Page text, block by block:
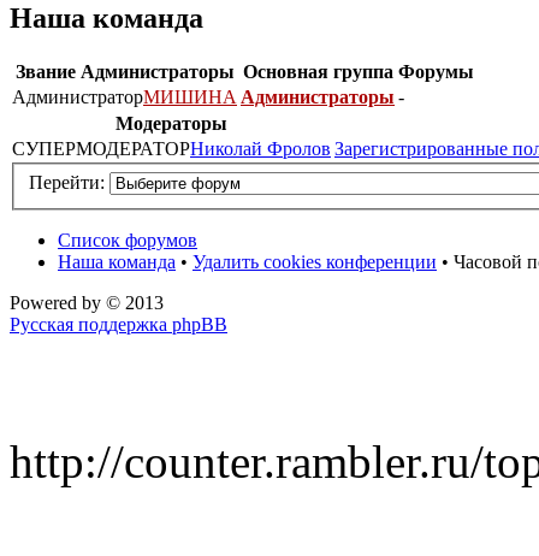
Наша команда
Звание Администраторы Основная группа Форумы
АдминистраторМИШИНА Администраторы -
Модераторы
СУПЕРМОДЕРАТОРНиколай Фролов Зарегистрированные
Перейти:
Список форумов
Наша команда • Удалить cookies конференции • Часовой
Powered by © 2013
Русская поддержка phpBB
http://counter.rambler.ru/